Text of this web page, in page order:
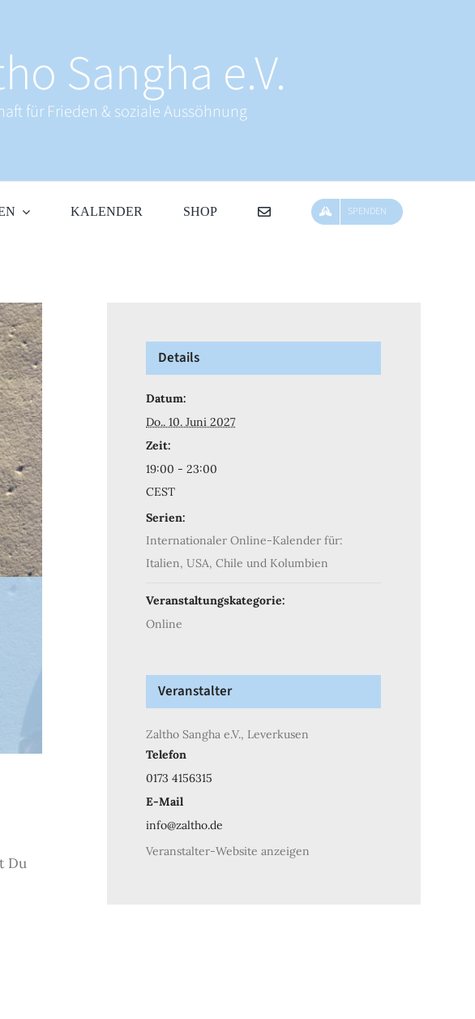
Sangha e.V.
für Frieden & soziale Aussöhnung
KALENDER SHOP SPENDEN
Du
Details
Datum:
Do.. 10. Juni 2027
Zeit:
19:00 - 23:00
CEST
Serien:
Internationaler Online-Kalender für:
Italien, USA, Chile und Kolumbien
Veranstaltungskategorie:
Online
Veranstalter
Zaltho Sangha e.V., Leverkusen
Telefon
0173 4156315
E-Mail
info@zaltho.de
Veranstalter-Website anzeigen